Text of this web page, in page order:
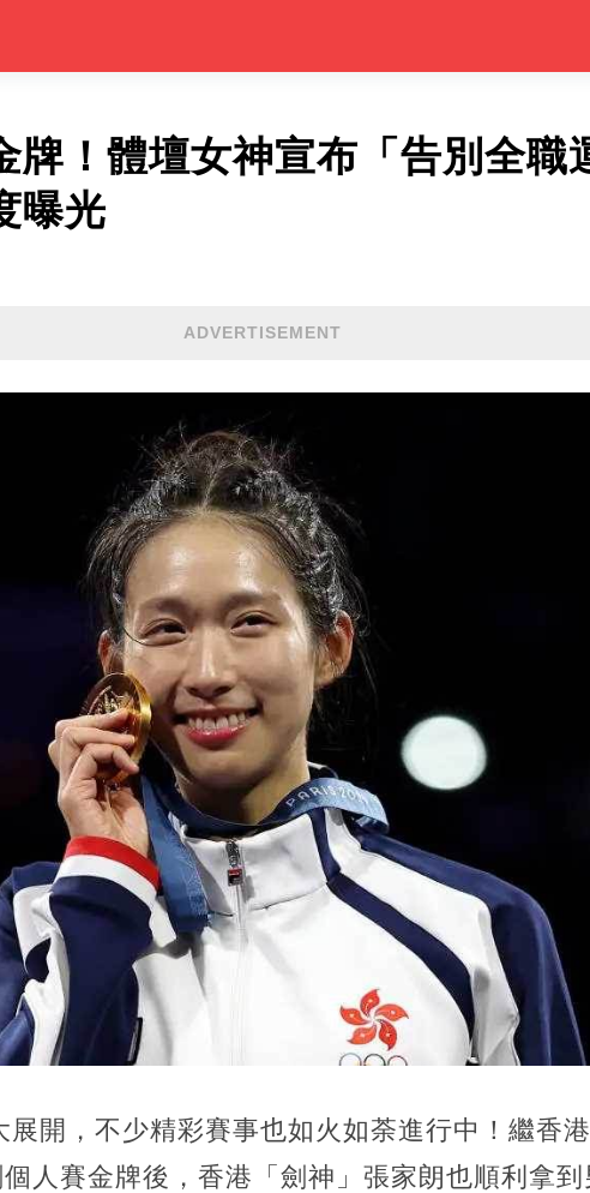
牌！體壇女神宣布「告別全
曝光
ADVERTISEMENT
開，不少精彩賽事也如火如荼進行中！繼香
人賽金牌後，香港「劍神」張家朗也順利拿